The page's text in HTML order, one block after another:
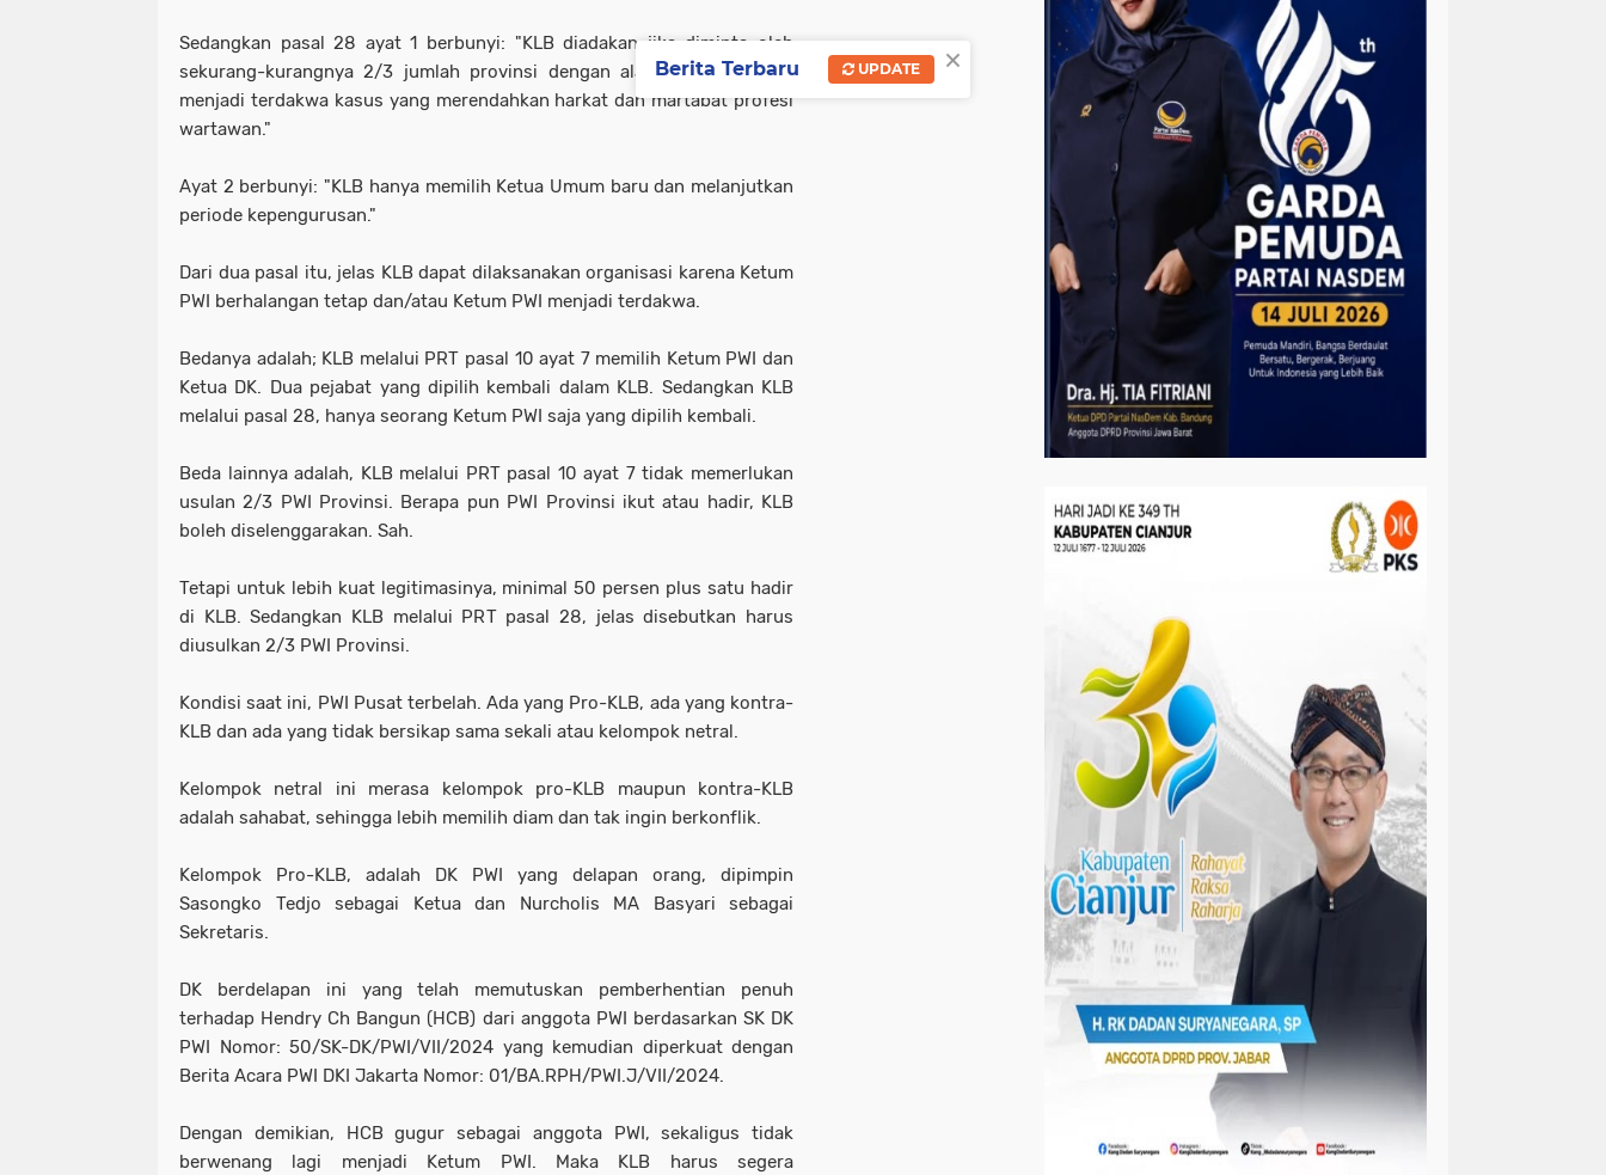
Sedangkan pasal 28 ayat 1 berbunyi: "KLB diadakan jika diminta oleh
sekurang-kurangnya 2/3 jumlah provinsi dengan alasan ketua umum
menjadi terdakwa kasus yang merendahkan harkat dan martabat profesi
wartawan."
Ayat 2 berbunyi: "KLB hanya memilih Ketua Umum baru dan melanjutkan
periode kepengurusan."
Dari dua pasal itu, jelas KLB dapat dilaksanakan organisasi karena Ketum
PWI berhalangan tetap dan/atau Ketum PWI menjadi terdakwa.
Bedanya adalah; KLB melalui PRT pasal 10 ayat 7 memilih Ketum PWI dan
Ketua DK. Dua pejabat yang dipilih kembali dalam KLB. Sedangkan KLB
melalui pasal 28, hanya seorang Ketum PWI saja yang dipilih kembali.
Beda lainnya adalah, KLB melalui PRT pasal 10 ayat 7 tidak memerlukan
usulan 2/3 PWI Provinsi. Berapa pun PWI Provinsi ikut atau hadir, KLB
boleh diselenggarakan. Sah.
Tetapi untuk lebih kuat legitimasinya, minimal 50 persen plus satu hadir
di KLB. Sedangkan KLB melalui PRT pasal 28, jelas disebutkan harus
diusulkan 2/3 PWI Provinsi.
Kondisi saat ini, PWI Pusat terbelah. Ada yang Pro-KLB, ada yang kontra-
KLB dan ada yang tidak bersikap sama sekali atau kelompok netral.
Kelompok netral ini merasa kelompok pro-KLB maupun kontra-KLB
adalah sahabat, sehingga lebih memilih diam dan tak ingin berkonflik.
Kelompok Pro-KLB, adalah DK PWI yang delapan orang, dipimpin
Sasongko Tedjo sebagai Ketua dan Nurcholis MA Basyari sebagai
Sekretaris.
DK berdelapan ini yang telah memutuskan pemberhentian penuh
terhadap Hendry Ch Bangun (HCB) dari anggota PWI berdasarkan SK DK
PWI Nomor: 50/SK-DK/PWI/VII/2024 yang kemudian diperkuat dengan
Berita Acara PWI DKI Jakarta Nomor: 01/BA.RPH/PWI.J/VII/2024.
Dengan demikian, HCB gugur sebagai anggota PWI, sekaligus tidak
berwenang lagi menjadi Ketum PWI. Maka KLB harus segera
×
Berita Terbaru UPDATE